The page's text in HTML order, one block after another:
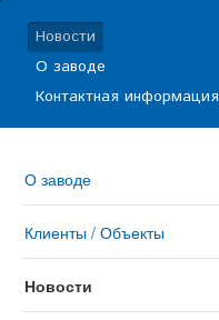
Новости
О заводе
Контактная информация
О заводе
Клиенты / Объекты
Новости